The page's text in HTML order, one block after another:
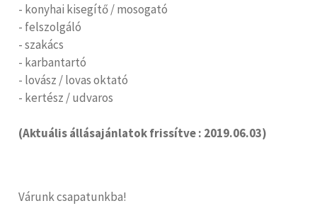
- konyhai kisegítő / mosogató
- felszolgáló
- szakács
- karbantartó
- lovász / lovas oktató
- kertész / udvaros
(Aktuális állásajánlatok frissítve : 2019.06.03)
Várunk csapatunkba!